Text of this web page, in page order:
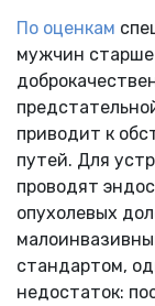
По оценкам
мужчин
приводит к
путей. Для
проводят
опухолевых
стандартом,
недостаток: